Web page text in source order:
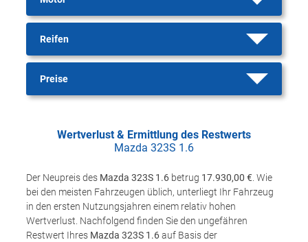
Reifen
Preise
Wertverlust & Ermittlung des Restwerts
Mazda 323S 1.6
Der Neupreis des Mazda 323S 1.6 betrug 17.930,00 € . Wie
bei den meisten Fahrzeugen üblich, unterliegt Ihr Fahrzeug
in den ersten Nutzungsjahren einem relativ hohen
Wertverlust. Nachfolgend finden Sie den ungefähren
Restwert Ihres Mazda 323S 1.6auf Basis der